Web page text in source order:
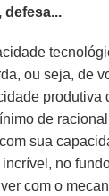
defesa...
ou seja, de
produtiva
de
sua
no
com o